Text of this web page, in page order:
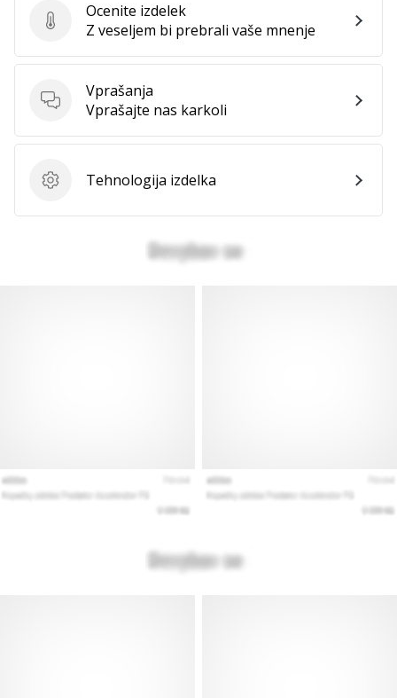
Ocenite izdelek
Ocenite izdelek
Z veseljem bi prebrali vaše mnenje
Vprašanja
Vprašanja
Vprašajte nas karkoli
Tehnologija izdelka
Tehnologija izdelka